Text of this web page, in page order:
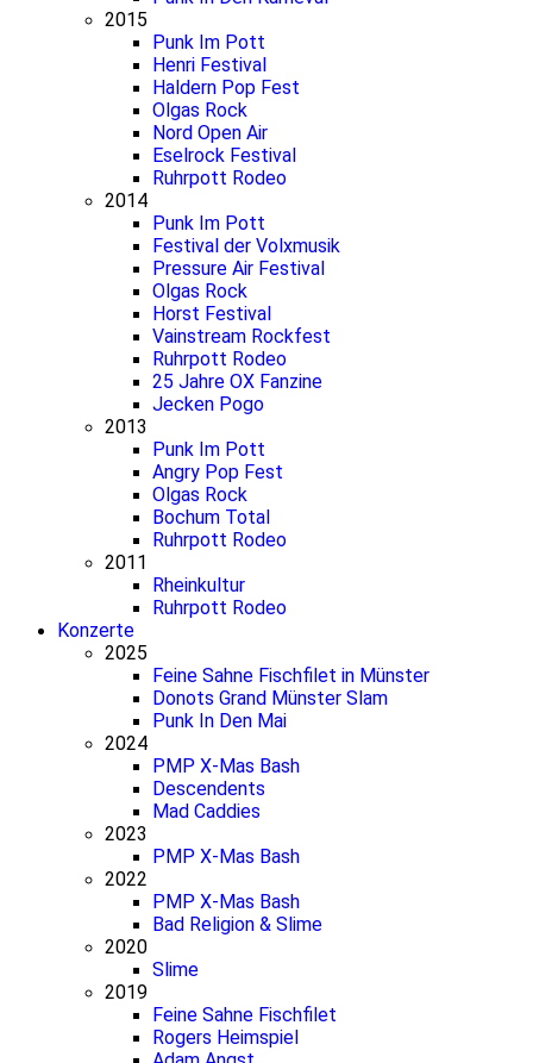
2015
Punk Im Pott
Henri Festival
Haldern Pop Fest
Olgas Rock
Nord Open Air
Eselrock Festival
Ruhrpott Rodeo
2014
Punk Im Pott
Festival der Volxmusik
Pressure Air Festival
Olgas Rock
Horst Festival
Vainstream Rockfest
Ruhrpott Rodeo
25 Jahre OX Fanzine
Jecken Pogo
2013
Punk Im Pott
Angry Pop Fest
Olgas Rock
Bochum Total
Ruhrpott Rodeo
2011
Rheinkultur
Ruhrpott Rodeo
Konzerte
2025
Feine Sahne Fischfilet in Münster
Donots Grand Münster Slam
Punk In Den Mai
2024
PMP X-Mas Bash
Descendents
Mad Caddies
2023
PMP X-Mas Bash
2022
PMP X-Mas Bash
Bad Religion & Slime
2020
Slime
2019
Feine Sahne Fischfilet
Rogers Heimspiel